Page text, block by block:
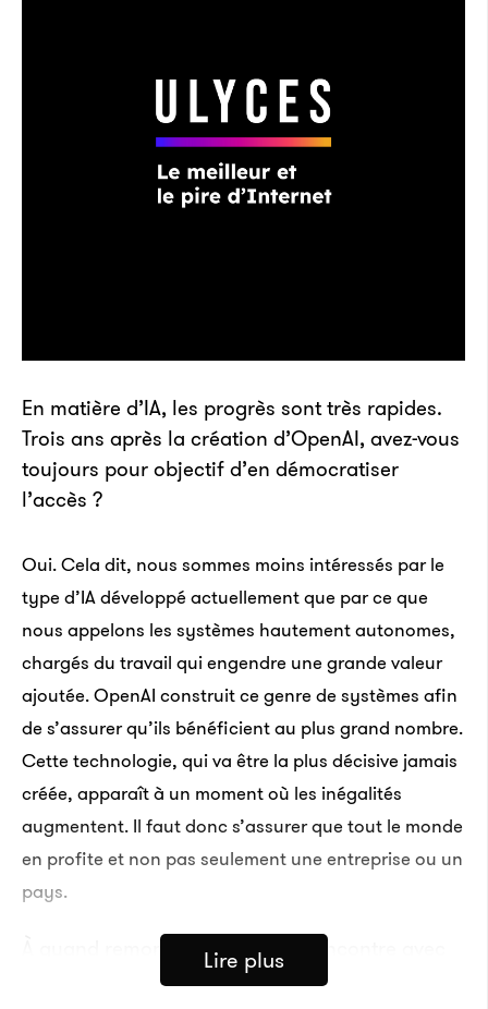
En matière d’IA, les progrès sont très rapides.
Trois ans après la création d’OpenAI, avez-vous
toujours pour objectif d’en démocratiser
l’accès ?
Oui. Cela dit, nous sommes moins intéressés par le
type d’IA développé actuellement que par ce que
nous appelons les systèmes hautement autonomes,
chargés du travail qui engendre une grande valeur
ajoutée. OpenAI construit ce genre de systèmes afin
de s’assurer qu’ils bénéficient au plus grand nombre.
Cette technologie, qui va être la plus décisive jamais
créée, apparaît à un moment où les inégalités
augmentent. Il faut donc s’assurer que tout le monde
en profite et non pas seulement une entreprise ou un
pays.
À quand remonte votre propre rencontre avec
Lire plus